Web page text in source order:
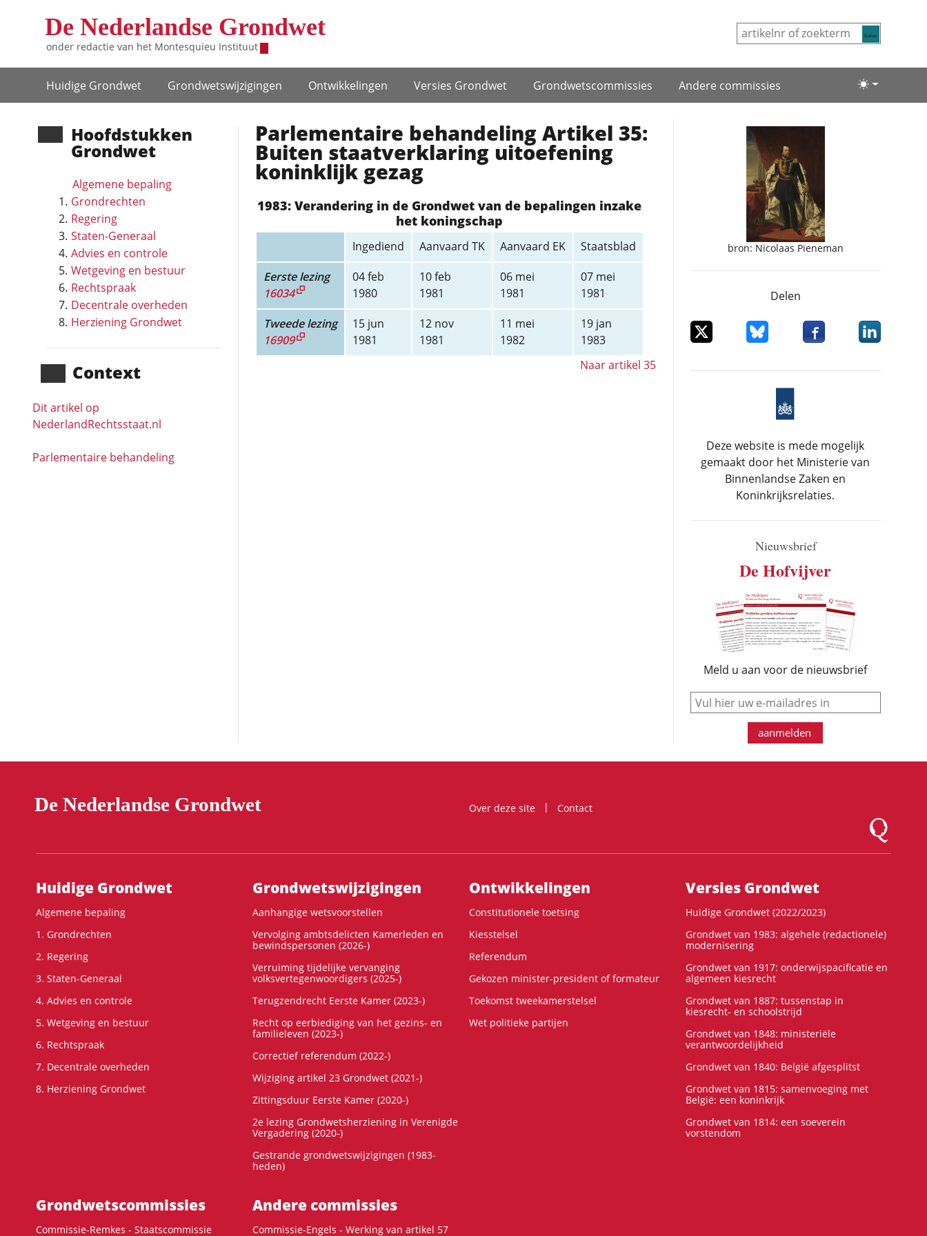
De Nederlandse Grondwet
onder redactie van het Montesquieu Instituut
Lichte/
Hoofdnavigatie
Huidige Grondwet Grondwets­wijzigingen Ontwikke­lingen Versies Grondwet Grondwets­commissies Andere commissies
Hoofd­stukken
Grondwet
Algemene bepaling
Grondrechten
Regering
Staten-Generaal
Advies en controle
Wetgeving en bestuur
Rechtspraak
Decentrale overheden
Herziening Grondwet
Context
Dit artikel op
NederlandRechts­staat.nl
Parlementaire behandeling
Parlementaire behandeling Artikel 35:
Buiten staatverklaring uitoefening
koninklijk gezag
1983: Verandering in de Grondwet van de bepalingen inzake
het koningschap
Ingediend Aanvaard TK Aanvaard EK
Staatsblad
Eerste lezing
16034
04 feb
1980
10 feb
1981
06 mei
1981
07 mei
1981
Tweede lezing
16909
15 jun
1981
12 nov
1981
11 mei
1982
19 jan
1983
Naar artikel 35
bron: Nicolaas Pieneman
Delen
Deel dit item op XDeel dit item op Bluesky
Deel dit item op
Deel dit
Deze website is mede mogelijk
gemaakt door het Ministerie van
Binnenlandse Zaken en
Koninkrijksrelaties.
Nieuwsbrief
De Hofvijver
Meld u aan voor de nieuwsbrief
e-mail
aanmelden
De Nederlandse Grondwet Over deze site
Contact
Logo
Hoofdnavigatie
Huidige Grondwet
Algemene bepaling
1. Grondrechten
2. Regering
3. Staten-Generaal
4. Advies en controle
5. Wetgeving en bestuur
6. Rechtspraak
7. Decentrale overheden
8. Herziening Grondwet
Grondwets­wijzigingen
Aanhangige wetsvoorstellen
Vervolging ambtsdelicten Kamerleden en
bewindspersonen (2026-)
Verruiming tijdelijke vervanging
volksvertegenwoordigers (2025-)
Terugzendrecht Eerste Kamer (2023-)
Recht op eerbiediging van het gezins- en
familieleven (2023-)
Correctief referendum (2022-)
Wijziging artikel 23 Grondwet (2021-)
Zittingsduur Eerste Kamer (2020-)
2e lezing Grondwetsherziening in Verenigde
Vergadering (2020-)
Gestrande grondwetswijzigingen (1983-
heden)
Ontwikke­lingen
Constitutionele toetsing
Kiesstelsel
Referendum
Gekozen minister-president of formateur
Toekomst tweekamerstelsel
Wet politieke partijen
Versies Grondwet
Huidige Grondwet (2022/2023)
Grondwet van 1983: algehele (redactionele)
modernisering
Grondwet van 1917: onderwijspacificatie en
algemeen kiesrecht
Grondwet van 1887: tussenstap in
kiesrecht- en schoolstrijd
Grondwet van 1848: ministeriële
verantwoordelijkheid
Grondwet van 1840: België afgesplitst
Grondwet van 1815: samenvoeging met
België: een koninkrijk
Grondwet van 1814: een soeverein
vorstendom
Grondwets­commissies
Commissie-Remkes - Staatscommissie
Andere commissies
Commissie-Engels - Werking van artikel 57